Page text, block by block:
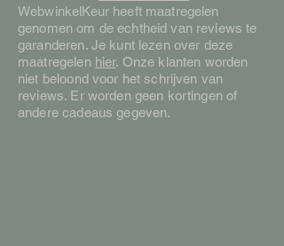
WebwinkelKeur heeft maatregelen
genomen om de echtheid van reviews te
garanderen. Je kunt lezen over deze
maatregelen hier. Onze klanten worden
niet beloond voor het schrijven van
reviews. Er worden geen kortingen of
andere cadeaus gegeven.